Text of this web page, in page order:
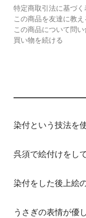
特定商取引法に基づく
この商品を友達に教え
この商品について問い
買い物を続ける
染付という技法を
呉須で絵付けをし
染付をした後上絵
うさぎの表情が優